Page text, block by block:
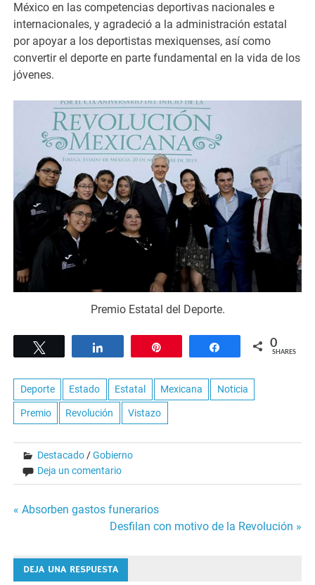
México en las competencias deportivas nacionales e
internacionales, y agradeció a la administración estatal
por apoyar a los deportistas mexiquenses, así como
convertir el deporte en parte fundamental en la vida de los
jóvenes.
Premio Estatal del Deporte.
Share 0
SHARES
Deporte Estado Estatal Mexicana Noticia
Premio Revolución Vistazo
Destacado /Gobierno
Deja un comentario
Navegación
entradas
« Absorben gastos funerarios
Desfilan con motivo de la Revolución »
DEJA UNA RESPUESTA